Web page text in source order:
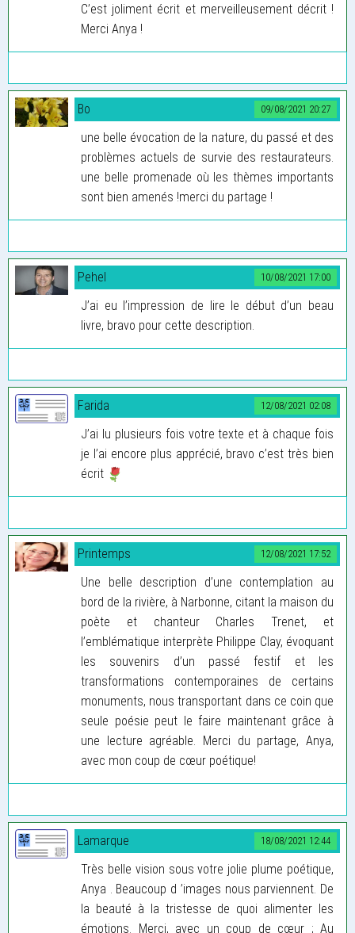
C’est joliment écrit et merveilleusement décrit !
Merci Anya !
09/08/2021 20:27
Bo
une belle évocation de la nature, du passé et des
problèmes actuels de survie des restaurateurs.
une belle promenade où les thèmes importants
sont bien amenés !merci du partage !
10/08/2021 17:00
Pehel
J’ai eu l’impression de lire le début d’un beau
livre, bravo pour cette description.
12/08/2021 02:08
Farida
J’ai lu plusieurs fois votre texte et à chaque fois
je l’ai encore plus apprécié, bravo c’est très bien
écrit
12/08/2021 17:52
Printemps
Une belle description d’une contemplation au
bord de la rivière, à Narbonne, citant la maison du
poète et chanteur Charles Trenet, et
l’emblématique interprète Philippe Clay, évoquant
les souvenirs d’un passé festif et les
transformations contemporaines de certains
monuments, nous transportant dans ce coin que
seule poésie peut le faire maintenant grâce à
une lecture agréable. Merci du partage, Anya,
avec mon coup de cœur poétique!
18/08/2021 12:44
Lamarque
Très belle vision sous votre jolie plume poétique,
Anya . Beaucoup d ’images nous parviennent. De
la beauté à la tristesse de quoi alimenter les
émotions. Merci, avec un coup de cœur ; Au